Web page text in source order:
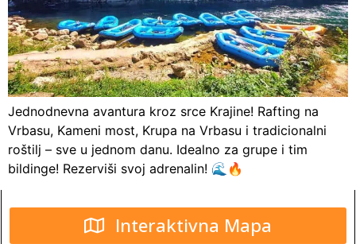
Jednodnevna avantura kroz srce Krajine! Rafting na
Vrbasu, Kameni most, Krupa na Vrbasu i tradicionalni
roštilj – sve u jednom danu. Idealno za grupe i tim
bildinge! Rezerviši svoj adrenalin! 🌊🔥
Interaktivna Mapa